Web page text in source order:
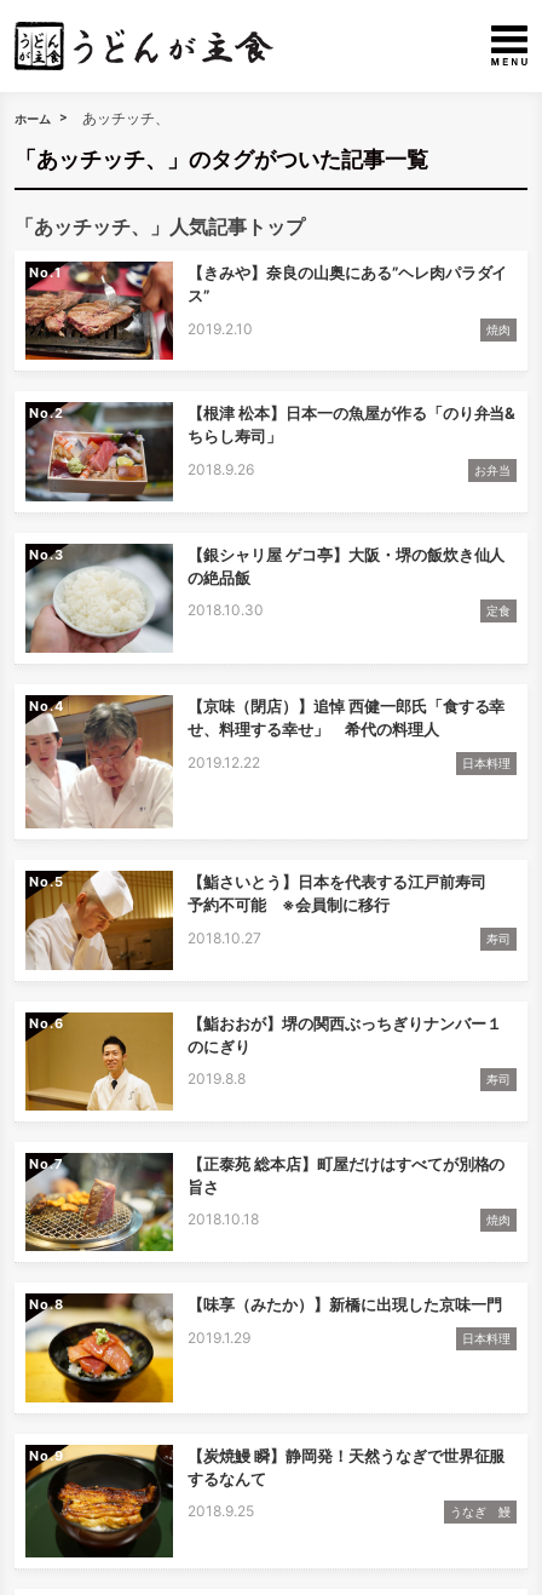
ホーム あッチッチ、
「あッチッチ、」のタグがついた記事一覧
「あッチッチ、」人気記事トップ
No.
【きみや】奈良の山奥にある”ヘレ肉パラダイ
ス”
2019.2.10 焼肉
No.
【根津 松本】日本一の魚屋が作る「のり弁当&
ちらし寿司」
2018.9.26 お弁当
No.
【銀シャリ屋 ゲコ亭】大阪・堺の飯炊き仙人
の絶品飯
2018.10.30 定食
No.
【京味（閉店）】追悼 西健一郎氏「食する幸
せ、料理する幸せ」 希代の料理人
2019.12.22 日本料理
No.
【鮨さいとう】日本を代表する江戸前寿司
予約不可能 ※会員制に移行
2018.10.27 寿司
No.
【鮨おおが】堺の関西ぶっちぎりナンバー１
のにぎり
2019.8.8 寿司
No.
【正泰苑 総本店】町屋だけはすべてが別格の
旨さ
2018.10.18 焼肉
No. 【味享（みたか）】新橋に出現した京味一門
2019.1.29 日本料理
No.
【炭焼鰻 瞬】静岡発！天然うなぎで世界征服
するなんて
2018.9.25 うなぎ 鰻